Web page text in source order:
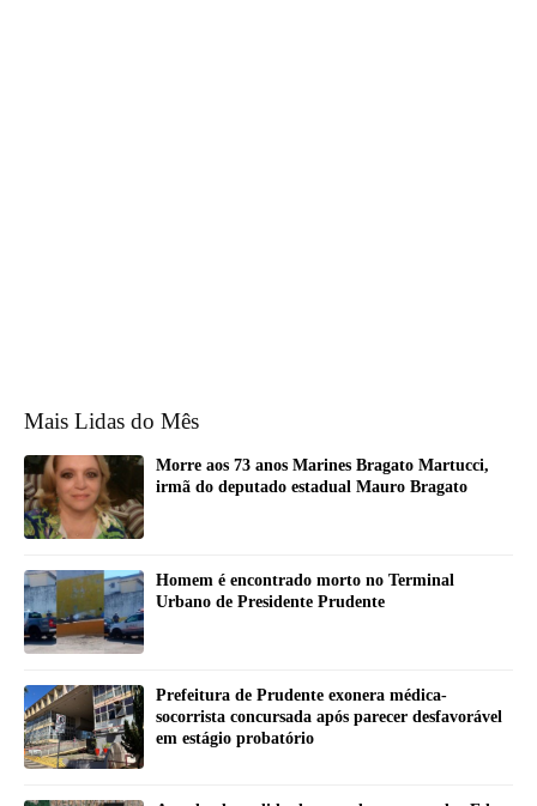
Mais Lidas do Mês
Morre aos 73 anos Marines Bragato Martucci,
irmã do deputado estadual Mauro Bragato
Homem é encontrado morto no Terminal
Urbano de Presidente Prudente
Prefeitura de Prudente exonera médica-
socorrista concursada após parecer desfavorável
em estágio probatório